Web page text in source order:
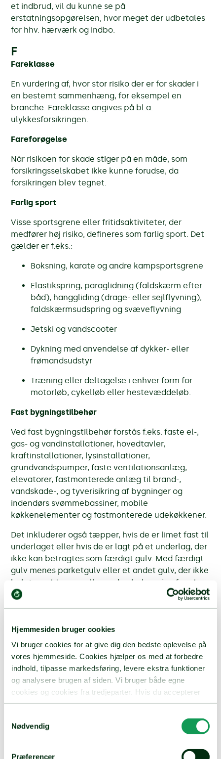
Hjemmesiden bruger cookies
Vi bruger cookies for at give dig den bedste oplevelse på
vores hjemmeside. Cookies hjælper os med at forbedre
indhold, tilpasse markedsføring, levere ekstra funktioner
og analysere brugen af siden. Vi bruger både egne
cookies og cookies fra tredjeparter. Hvis du accepterer
alle cookies, giver du samtykke til, at vi indsamler og
samarbejdspartnere. Du kan til enhver tid ændre eller
Nødvendig
Præferencer
et indbrud, vil du kunne se på
erstatningsopgørelsen, hvor meget der udbetales
for hhv. hærværk og indbo.
F
Fareklasse
En vurdering af, hvor stor risiko der er for skader i
en bestemt sammenhæng, for eksempel en
branche. Fareklasse angives på bl.a.
ulykkesforsikringen.
Fareforøgelse
Når risikoen for skade stiger på en måde, som
forsikringsselskabet ikke kunne forudse, da
forsikringen blev tegnet.
Farlig sport
Visse sportsgrene eller fritidsaktiviteter, der
medfører høj risiko, defineres som farlig sport. Det
gælder er f.eks.:
Boksning, karate og andre kampsportsgrene
Elastikspring, paraglidning (faldskærm efter
båd), hanggliding (drage- eller sejlflyvning),
faldskærmsudspring og svæveflyvning
Jetski og vandscooter
Dykning med anvendelse af dykker- eller
frømandsudstyr
Træning eller deltagelse i enhver form for
motorløb, cykelløb eller hestevæddeløb.
Fast bygningstilbehør
Ved fast bygningstilbehør forstås f.eks. faste el-,
gas- og vandinstallationer, hovedtavler,
kraftinstallationer, lysinstallationer,
grundvandspumper, faste ventilationsanlæg,
elevatorer, fastmonterede anlæg til brand-,
vandskade-, og tyverisikring af bygninger og
indendørs svømmebassiner, mobile
køkkenelementer og fastmonterede udekøkkener.
Det inkluderer også tæpper, hvis de er limet fast til
underlaget eller hvis de er lagt på et underlag, der
ikke kan betragtes som færdigt gulv. Med færdigt
gulv menes parketgulv eller et andet gulv, der ikke
behøver et tæppe eller anden belægning for at
kunne fungere som færdigt gulv.
varme-/energianlæg, såsom jordvarmeanlæg,
varmepumpeanlæg.
Fastpris
Hvis du har en fastprisforsikring, stiger prisen ikke,
dækker skader på trænere eller dommere ved